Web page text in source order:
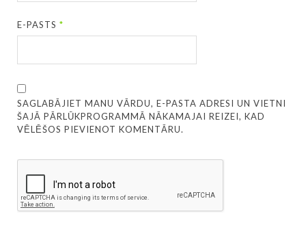
E-PASTS*
SAGLABĀJIET MANU VĀRDU, E-PASTA ADRESI UN VIETNI
ŠAJĀ PĀRLŪKPROGRAMMĀ NĀKAMAJAI REIZEI, KAD
VĒLĒŠOS PIEVIENOT KOMENTĀRU.